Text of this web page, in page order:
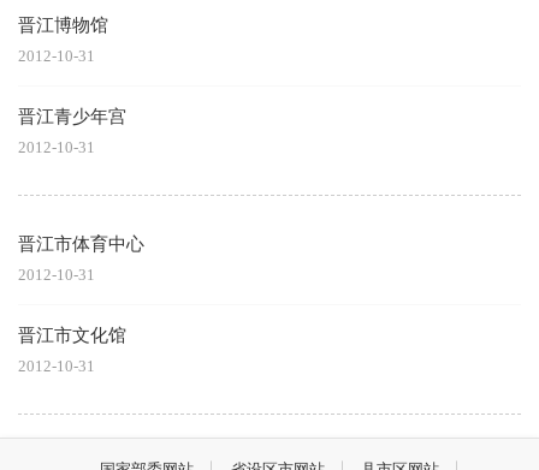
晋江博物馆
2012-10-31
晋江青少年宫
2012-10-31
晋江市体育中心
2012-10-31
晋江市文化馆
2012-10-31